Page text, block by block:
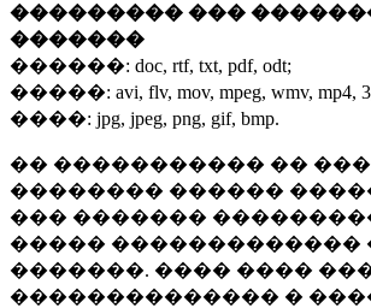
��������� ���
�������
������: doc, rtf, txt, pdf, odt;
�����: avi, flv, mov, mpeg, wmv, mp4,
����: jpg, jpeg, png, gif, bmp.
�� ����������� ��
�������� ������
��� �������
����� �������������
�������. ���� ����
�������������� �